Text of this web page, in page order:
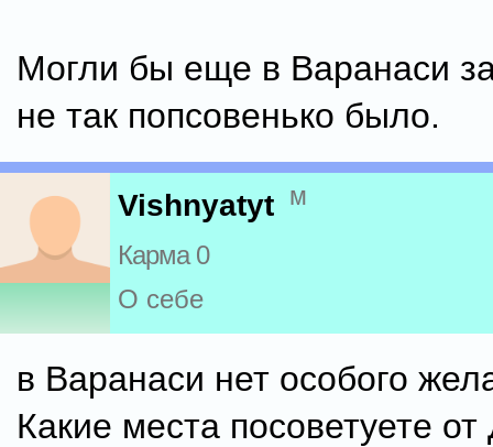
Могли бы еще в Варанаси
не так попсовенько было.
Vishnyatyt м
Карма 0
О себе
в Варанаси нет особого
Какие места посоветуете